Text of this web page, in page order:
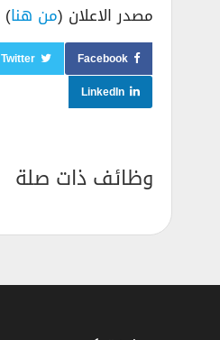
مصدر الاعلان (من هنا)
Facebook
Twitter
LinkedIn
وظائف ذات صلة